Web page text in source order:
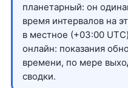
планетарный: он
время интервалов на
в местное (+03:00
онлайн: показания
времени, по мере
сводки.